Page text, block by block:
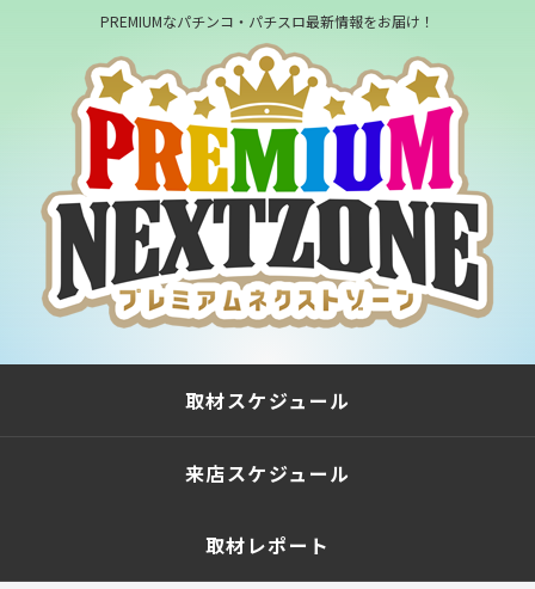
PREMIUMなパチンコ・パチスロ最新情報をお届け！
取材スケジュール
来店スケジュール
取材レポート